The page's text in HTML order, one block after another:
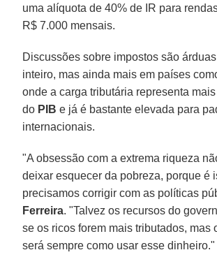
uma alíquota de 40% de IR para
R$ 7.000 mensais.
Discussões sobre impostos são
inteiro, mas ainda mais em países
onde a carga tributária representa
do PIB e já é bastante elevada para
internacionais.
"A obsessão com a extrema riqueza
deixar esquecer da pobreza, porque é
precisamos corrigir com as políticas
Ferreira. "Talvez os recursos do
se os ricos forem mais tributados, mas
será sempre como usar esse dinheiro."